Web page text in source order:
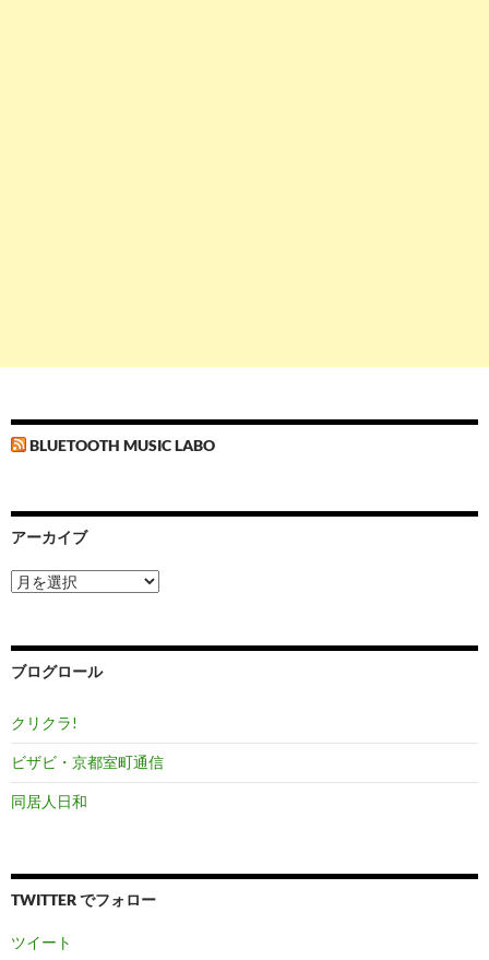
BLUETOOTH MUSIC LABO
アーカイブ
ア
ー
ブ
ブログロール
クリクラ!
ビザビ・京都室町通信
同居人日和
TWITTER でフォロー
ツイート